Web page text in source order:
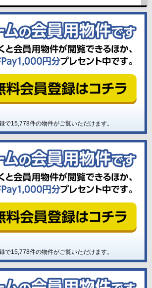
で15,778件の物件がご覧いただけます。
で15,778件の物件がご覧いただけます。